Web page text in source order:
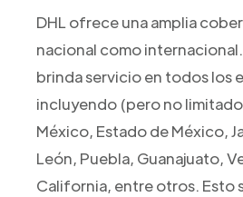
DHL ofrece una amplia
nacional como
brinda servicio en todos los
incluyendo (pero no
México, Estado de México,
León, Puebla, Guanajuato,
California, entre otros. Esto